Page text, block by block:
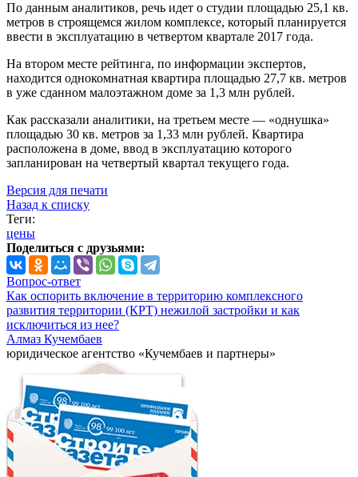
По данным аналитиков, речь идет о студии площадью 25,1 кв.
метров в строящемся жилом комплексе, который планируется
ввести в эксплуатацию в четвертом квартале 2017 года.
На втором месте рейтинга, по информации экспертов,
находится однокомнатная квартира площадью 27,7 кв. метров
в уже сданном малоэтажном доме за 1,3 млн рублей.
Как рассказали аналитики, на третьем месте — «однушка»
площадью 30 кв. метров за 1,33 млн рублей. Квартира
расположена в доме, ввод в эксплуатацию которого
запланирован на четвертый квартал текущего года.
Версия для печати
Назад к списку
Теги:
цены
Поделиться с друзьями:
Вопрос-ответ
Как оспорить включение в территорию комплексного
развития территории (КРТ) нежилой застройки и как
исключиться из нее?
Алмаз Кучембаев
юридическое агентство «Кучембаев и партнеры»